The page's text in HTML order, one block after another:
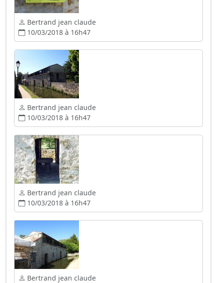
Bertrand jean claude
10/03/2018 à 16h47
Bertrand jean claude
10/03/2018 à 16h47
Bertrand jean claude
10/03/2018 à 16h47
Bertrand jean claude